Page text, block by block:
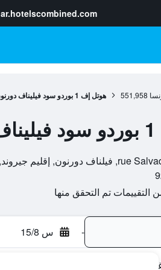
ar.hotelscombined.com
551,958 هوتل إف 1 بوردو سود فيليناف دورنون هوتل
- س 15/8